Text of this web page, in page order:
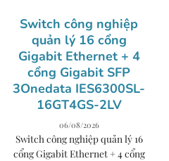
Switch công nghiệp
quản lý 16 cổng
Gigabit Ethernet + 4
cổng Gigabit SFP
3Onedata IES6300SL-
16GT4GS-2LV
06/08/2026
Switch công nghiệp quản lý 16
cổng Gigabit Ethernet + 4 cổng